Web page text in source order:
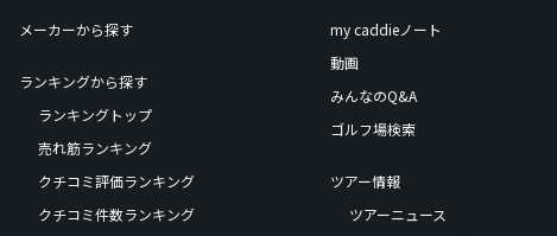
メーカーから探す
ランキングから探す
ランキングトップ
売れ筋ランキング
クチコミ評価ランキング
クチコミ件数ランキング
my caddieノート
動画
みんなのQ&A
ゴルフ場検索
ツアー情報
ツアーニュース